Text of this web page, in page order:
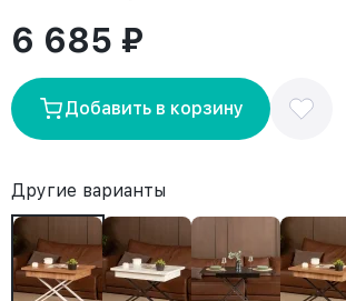
6 685 ₽
Добавить в корзину
Другие варианты